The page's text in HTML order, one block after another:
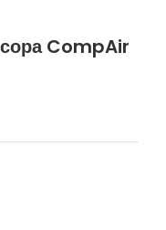
CompAir